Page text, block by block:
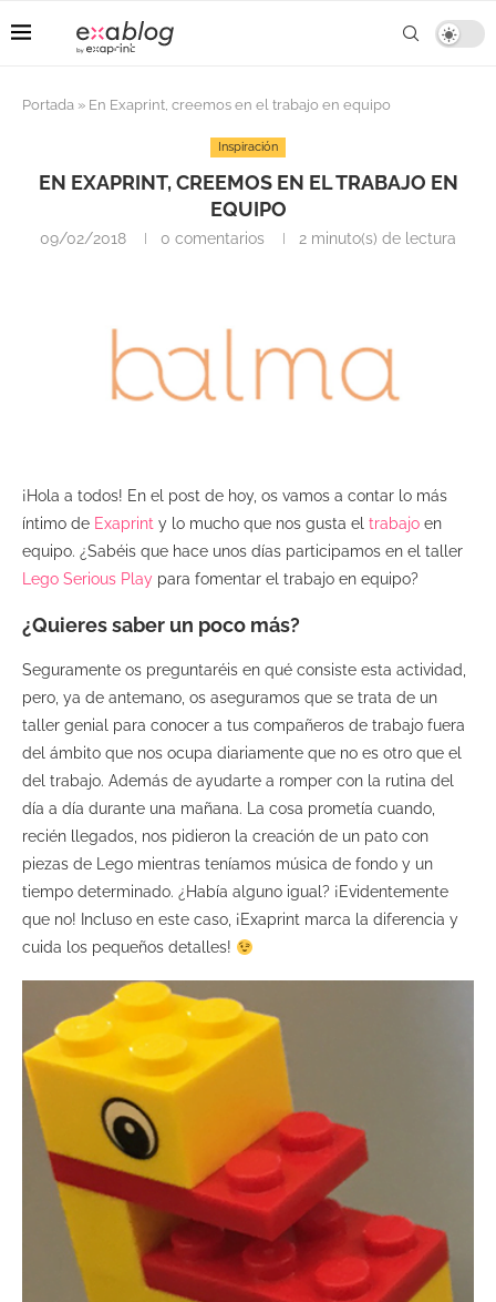
Portada » En Exaprint, creemos en el trabajo en equipo
Inspiración
EN EXAPRINT, CREEMOS EN EL TRABAJO EN
EQUIPO
09/02/2018 0 comentarios 2 minuto(s) de lectura
¡Hola a todos! En el post de hoy, os vamos a contar lo más
íntimo de Exaprint y lo mucho que nos gusta el trabajo en
equipo. ¿Sabéis que hace unos días participamos en el taller
Lego Serious Play para fomentar el trabajo en equipo?
¿Quieres saber un poco más?
Seguramente os preguntaréis en qué consiste esta actividad,
pero, ya de antemano, os aseguramos que se trata de un
taller genial para conocer a tus compañeros de trabajo fuera
del ámbito que nos ocupa diariamente que no es otro que el
del trabajo. Además de ayudarte a romper con la rutina del
día a día durante una mañana. La cosa prometía cuando,
recién llegados, nos pidieron la creación de un pato con
piezas de Lego mientras teníamos música de fondo y un
tiempo determinado. ¿Había alguno igual? ¡Evidentemente
que no! Incluso en este caso, ¡Exaprint marca la diferencia y
cuida los pequeños detalles!